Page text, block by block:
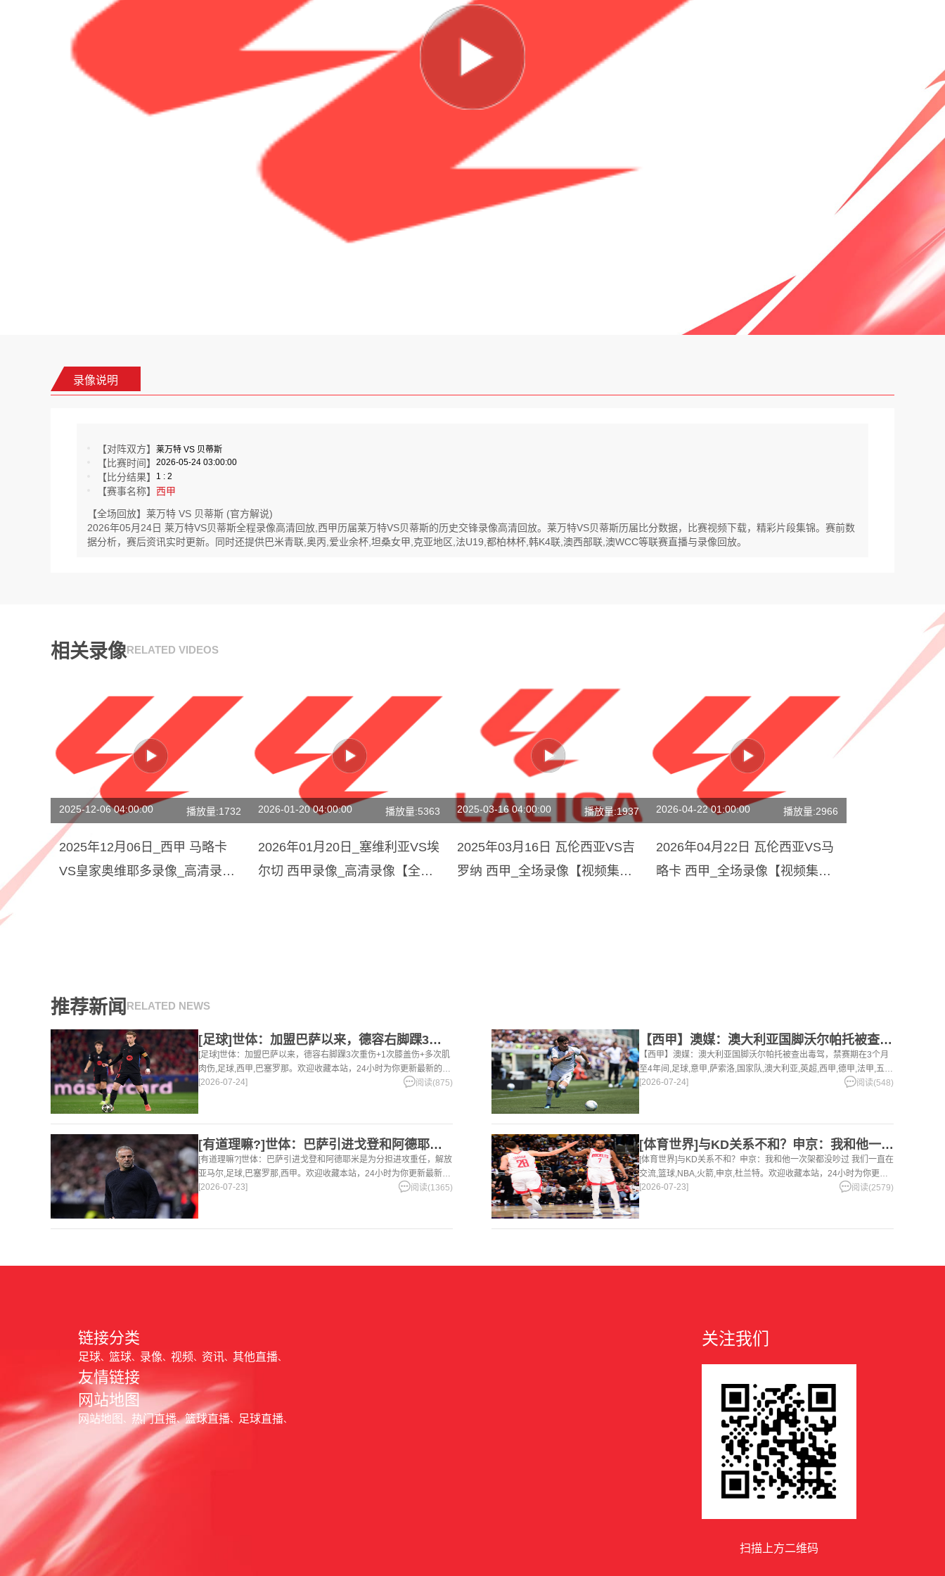
录像说明
【对阵双方】 莱万特 VS 贝蒂斯
【比赛时间】 2026-05-24 03:00:00
【比分结果】 1 : 2
【赛事名称】 西甲
【全场回放】莱万特 VS 贝蒂斯 (官方解说)
2026年05月24日 莱万特VS贝蒂斯全程录像高清回放,西甲历届莱万特VS贝蒂斯的历史交锋录像高清回放。莱万特VS贝蒂斯历届比分数据，比赛视频下载，精彩片段集锦。赛前数
据分析，赛后资讯实时更新。同时还提供巴米青联,奥丙,爱业余杯,坦桑女甲,克亚地区,法U19,都柏林杯,韩K4联,澳西部联,澳WCC等联赛直播与录像回放。
相关录像RELATED VIDEOS
2025-12-06 04:00:00 播放量:1732
2025年12月06日_西甲 马略卡
VS皇家奥维耶多录像_高清录像
2026-01-20 04:00:00 播放量:5363
2026年01月20日_塞维利亚VS埃
尔切 西甲录像_高清录像【全场
2025-03-16 04:00:00 播放量:1937
2025年03月16日 瓦伦西亚VS吉
罗纳 西甲_全场录像【视频集
2026-04-22 01:00:00 播放量:2966
2026年04月22日 瓦伦西亚VS马
略卡 西甲_全场录像【视频集
推荐新闻 RELATED NEWS
[足球]世体：加盟巴萨以来，德容右脚踝3次重伤+1次膝盖伤+
[足球]世体：加盟巴萨以来，德容右脚踝3次重伤+1次膝盖伤+多次肌
肉伤,足球,西甲,巴塞罗那。欢迎收藏本站，24小时为你更新最新的足
球，篮球体育资讯。
[2026-07-24] 阅读(875)
【西甲】澳媒：澳大利亚国脚沃尔帕托被查出毒驾，禁赛期在3个月
【西甲】澳媒：澳大利亚国脚沃尔帕托被查出毒驾，禁赛期在3个月
至4年间,足球,意甲,萨索洛,国家队,澳大利亚,英超,西甲,德甲,法甲,五
洲。欢迎收藏本站，24小时为你更新最新的足球，篮球体育资讯。
[2026-07-24] 阅读(548)
[有道理嘛?]世体：巴萨引进戈登和阿德耶米是为分担进攻重任，
[有道理嘛?]世体：巴萨引进戈登和阿德耶米是为分担进攻重任，解放
亚马尔,足球,巴塞罗那,西甲。欢迎收藏本站，24小时为你更新最新的
足球，篮球体育资讯。
[2026-07-23] 阅读(1365)
[体育世界]与KD关系不和？申京：我和他一次架都没吵过 我们
[体育世界]与KD关系不和？申京：我和他一次架都没吵过 我们一直在
交流,篮球,NBA,火箭,申京,杜兰特。欢迎收藏本站，24小时为你更新
最新的足球，篮球体育资讯。
[2026-07-23] 阅读(2579)
链接分类
足球 篮球 录像 视频 资讯 其他直播
友情链接
网站地图
网站地图 热门直播 篮球直播 足球直播
关注我们
扫描上方二维码